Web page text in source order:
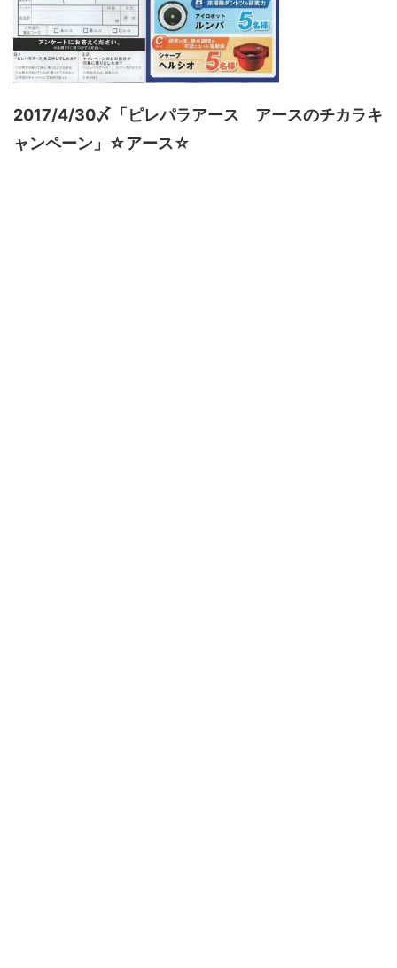
2017/4/30〆「ピレパラアース アースのチカラキ
ャンペーン」☆アース☆